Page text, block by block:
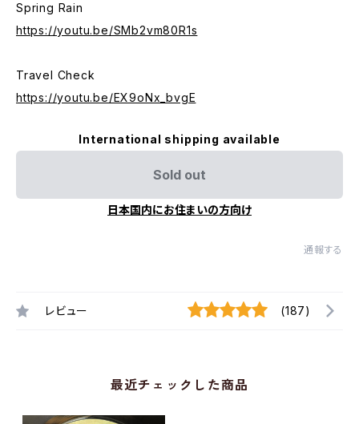
Spring Rain
https://youtu.be/SMb2vm80R1s
Travel Check
https://youtu.be/EX9oNx_bvgE
International shipping available
Sold out
日本国内にお住まいの方向け
通報する
レビュー (187)
最近チェックした商品